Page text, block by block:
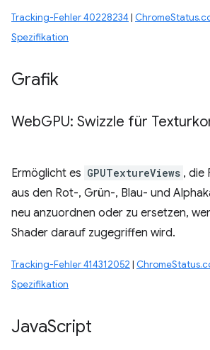
Tracking-Fehler 40228234 |
Spezifikation
Grafik
WebGPU: Swizzle für
Ermöglicht es GPUTextureViews , die
aus den Rot-, Grün-, Blau- und
neu anzuordnen oder zu ersetzen,
Shader darauf zugegriffen wird.
Tracking-Fehler 414312052 |
Spezifikation
JavaScript